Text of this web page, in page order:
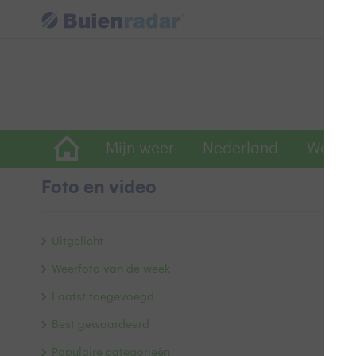
Mijn weer Nederland
Foto en video
Uitgelicht
Weerfoto van de week
Laatst toegevoegd
Best gewaardeerd
Populaire categorieën